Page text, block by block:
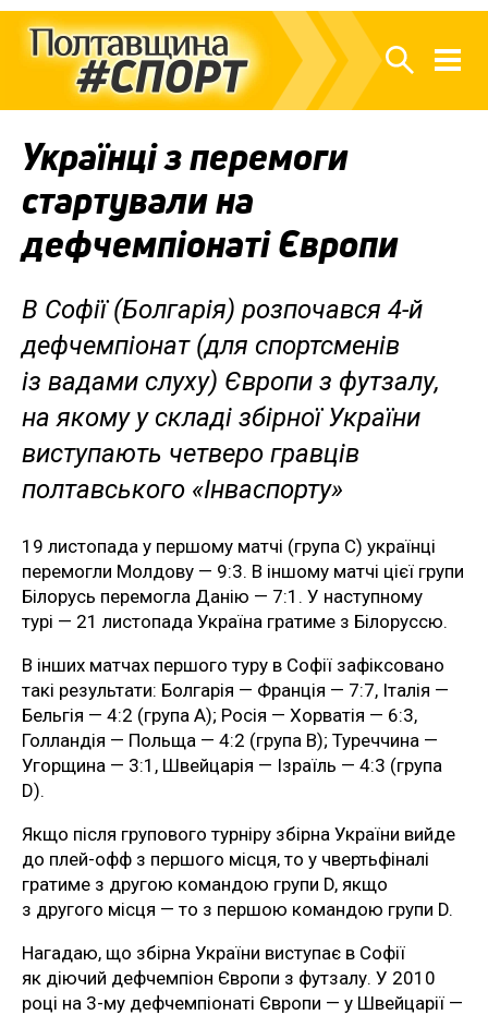
Українці з перемоги
стартували на
дефчемпіонаті Європи
В Софії (Болгарія) розпочався 4-й
дефчемпіонат (для спортсменів
із вадами слуху) Європи з футзалу,
на якому у складі збірної України
виступають четверо гравців
полтавського «Інваспорту»
19 листопада у першому матчі (група С) українці
перемогли Молдову — 9:3. В іншому матчі цієї групи
Білорусь перемогла Данію — 7:1. У наступному
турі — 21 листопада Україна гратиме з Білоруссю.
В інших матчах першого туру в Софії зафіксовано
такі результати: Болгарія — Франція — 7:7, Італія —
Бельгія — 4:2 (група А); Росія — Хорватія — 6:3,
Голландія — Польща — 4:2 (група В); Туреччина —
Угорщина — 3:1, Швейцарія — Ізраїль — 4:3 (група
D).
Якщо після групового турніру збірна України вийде
до плей-офф з першого місця, то у чвертьфіналі
гратиме з другою командою групи D, якщо
з другого місця — то з першою командою групи D.
Нагадаю, що збірна України виступає в Софії
як діючий дефчемпіон Європи з футзалу. У 2010
році на 3-му дефчемпіонаті Європи — у Швейцарії —